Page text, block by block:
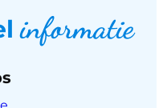
informatie